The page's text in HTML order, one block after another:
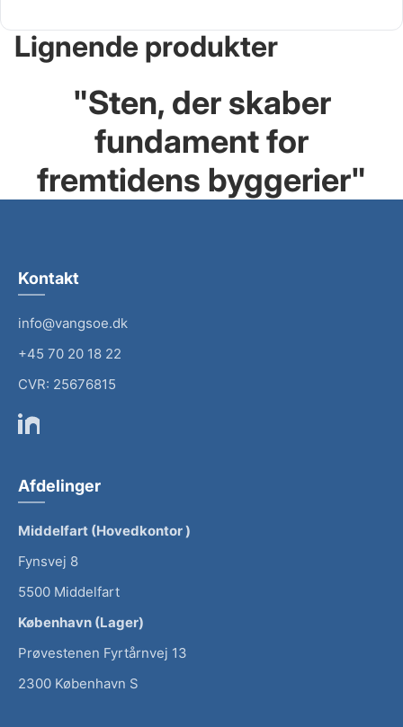
Lignende produkter
"Sten, der skaber
fundament for
fremtidens byggerier"
Kontakt
info@vangsoe.dk
+45 70 20 18 22
CVR: 25676815
Afdelinger
Middelfart (Hovedkontor )
Fynsvej 8
5500 Middelfart
København (Lager)
Prøvestenen Fyrtårnvej 13
2300 København S